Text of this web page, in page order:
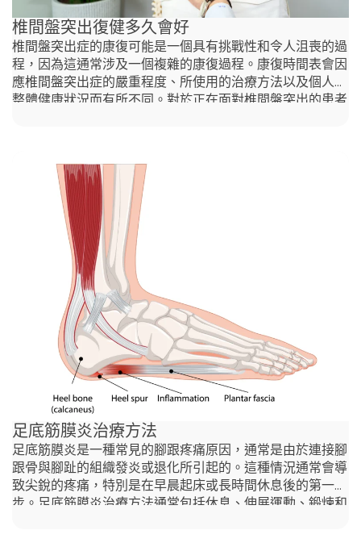
椎間盤突出復健多久會好
椎間盤突出症的康復可能是一個具有挑戰性和令人沮喪的過
程，因為這通常涉及一個複雜的康復過程。康復時間表會因
應椎間盤突出症的嚴重程度、所使用的治療方法以及個人的
整體健康狀況而有所不同。對於正在面對椎間盤突出的患者
知道自己是否有椎間盤突出症？ 椎間盤突出症，也稱為滑
脫椎間盤，發生在脊椎椎間盤的軟內層通過外層的撕裂處突
出。椎間盤突出症狀可能因突出部位及椎間盤是否壓迫到附
近神經而有所不同。常見的症狀包括： 症狀可以從輕微到
嚴重不等，在某些情況下，個體可能不會感受到明顯的不
適。然而，如果椎間盤突出壓迫到神經，通常會導致劇烈的
疼痛及其他與神經相關的症狀。 椎間盤突出復健多久會好
椎間盤突出症經過脊椎指壓治療的康復時間可能會因突出程
度和個人對治療的反應而有所不同。脊椎指壓調整常用來幫
助緩解疼痛、減少炎症並改善脊椎對齊，這有助於促進康
復。對於輕度到中度的情況，許多人在接受脊椎指壓治療幾
週後開始感覺到緩解，並且隨著幾個月的治療，病情會持續
改善；而對於嚴重的情況，可能需要更長的時間。定期就
診、加上指定運動和生活方式調整，可以幫助加速康復。然
而，與 Agape Chiropractic的香港脊醫
足底筋膜炎治療方法
足底筋膜炎是一種常見的腳跟疼痛原因，通常是由於連接腳
跟骨與腳趾的組織發炎或退化所引起的。這種情況通常會導
致尖銳的疼痛，特別是在早晨起床或長時間休息後的第一
步。足底筋膜炎治療方法通常包括休息、伸展運動、鍛煉和